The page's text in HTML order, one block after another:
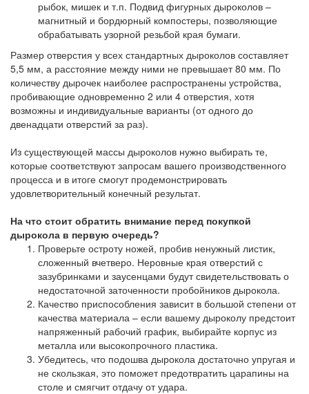
рыбок, мишек и т.п. Подвид фигурных дыроколов –
магнитный и бордюрный компостеры, позволяющие
обрабатывать узорной резьбой края бумаги.
Размер отверстия у всех стандартных дыроколов составляет
5,5 мм, а расстояние между ними не превышает 80 мм. По
количеству дырочек наиболее распространены устройства,
пробивающие одновременно 2 или 4 отверстия, хотя
возможны и индивидуальные варианты (от одного до
двенадцати отверстий за раз).
Из существующей массы дыроколов нужно выбирать те,
которые соответствуют запросам вашего производственного
процесса и в итоге смогут продемонстрировать
удовлетворительный конечный результат.
На что стоит обратить внимание перед покупкой
дырокола в первую очередь?
Проверьте остроту ножей, пробив ненужный листик,
сложенный вчетверо. Неровные края отверстий с
зазубринками и заусенцами будут свидетельствовать о
недостаточной заточенности пробойников дырокола.
Качество приспособления зависит в большой степени от
качества материала – если вашему дыроколу предстоит
напряженный рабочий график, выбирайте корпус из
металла или высокопрочного пластика.
Убедитесь, что подошва дырокола достаточно упругая и
не скользкая, это поможет предотвратить царапины на
столе и смягчит отдачу от удара.